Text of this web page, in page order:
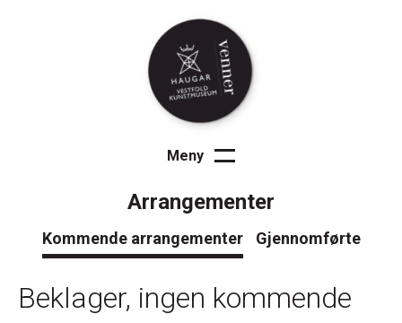
Meny
Velkommen
Arrangementer
Medlemskap
Arrangementer
Kommende arrangementer Gjennomførte
Beklager, ingen kommende